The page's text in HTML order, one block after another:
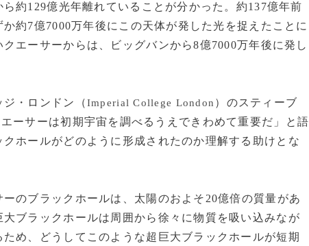
約129億光年離れていることが分かった。約137億年前
約7億7000万年後にこの天体が発した光を捉えたことに
エーサーからは、ビッグバンから8億7000万年後に発し
・ロンドン（Imperial College London ）のスティーブ
ーサーは初期宇宙を調べるうえできわめて重要だ」と語
ホールがどのように形成されたのか理解する助けとな
のブラックホールは、太陽のおよそ20億倍の質量があ
ブラックホールは周囲から徐々に物質を吸い込みなが
め、どうしてこのような超巨大ブラックホールが短期